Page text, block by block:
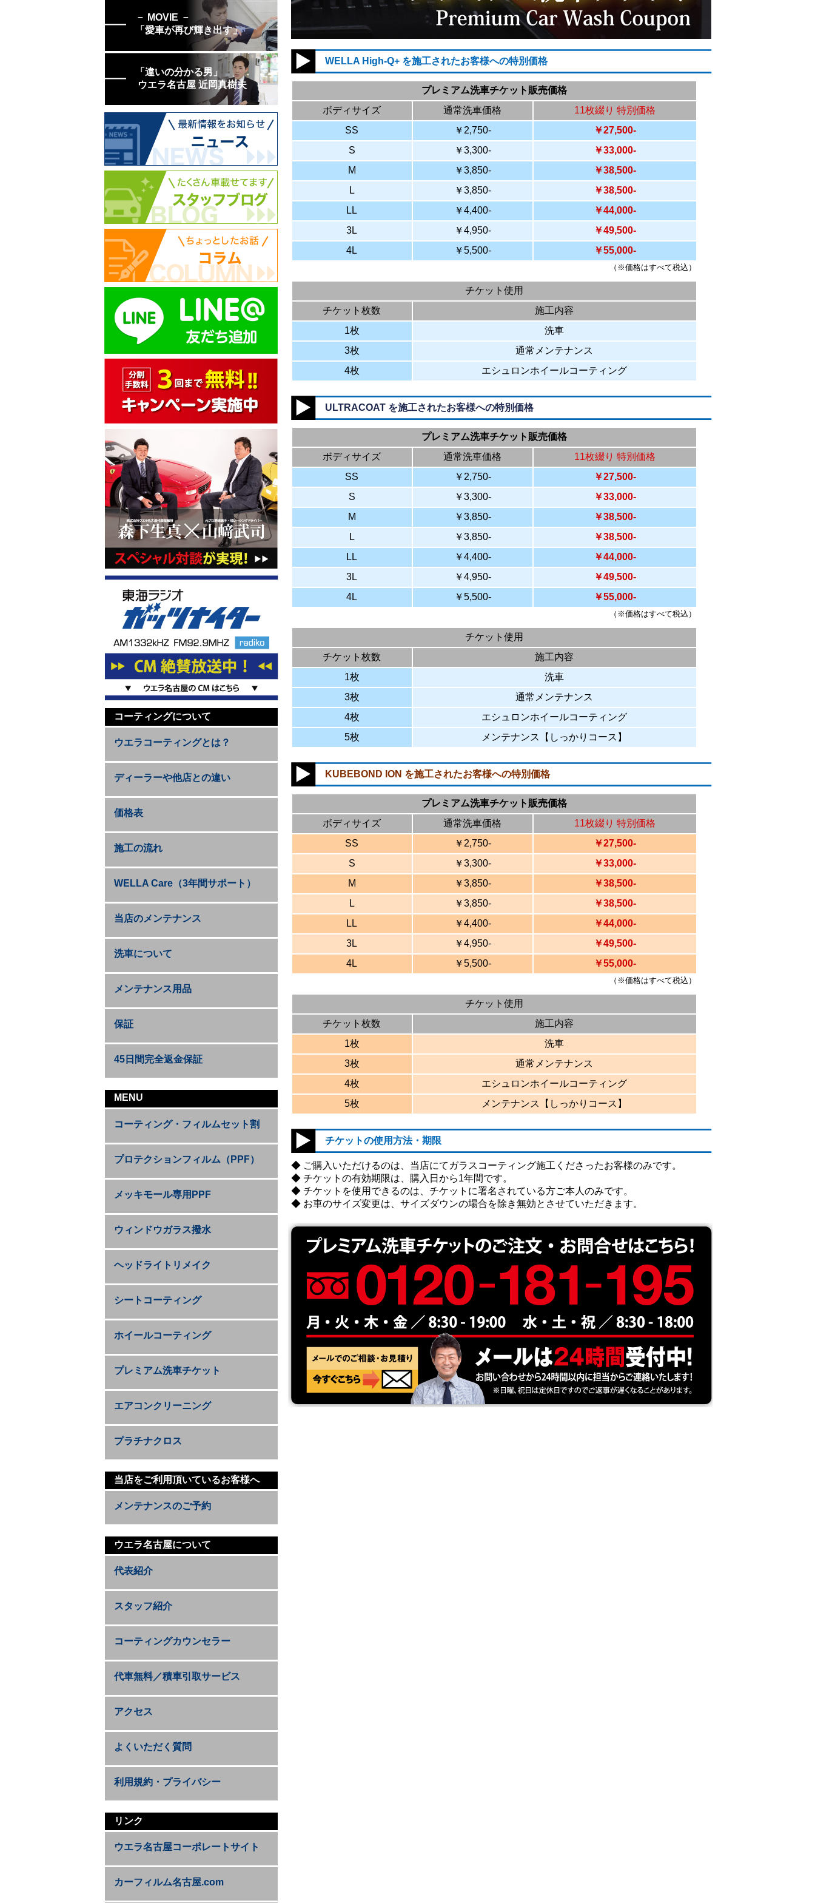
－ MOVIE －
「愛車が再び輝き出す」
「違いの分かる男」
ウエラ名古屋 近岡真樹夫
コーティングについて
ウエラコーティングとは？
ディーラーや他店との違い
価格表
施工の流れ
WELLA Care（3年間サポート）
当店のメンテナンス
洗車について
メンテナンス用品
保証
45日間完全返金保証
MENU
コーティング・フィルムセット割
プロテクションフィルム（PPF）
メッキモール専用PPF
ウィンドウガラス撥水
ヘッドライトリメイク
シートコーティング
ホイールコーティング
プレミアム洗車チケット
エアコンクリーニング
プラチナクロス
当店をご利用頂いているお客様へ
メンテナンスのご予約
ウエラ名古屋について
代表紹介
スタッフ紹介
コーティングカウンセラー
代車無料／積車引取サービス
アクセス
よくいただく質問
利用規約・プライバシー
リンク
ウエラ名古屋コーポレートサイト
カーフィルム名古屋.com
WELLA High-Q+ を施工されたお客様への特別価格
プレミアム洗車チケット販売価格
ボディサイズ
通常洗車価格
11枚綴り 特別価格
SS
￥2,750-
￥27,500-
S
￥3,300-
￥33,000-
M
￥3,850-
￥38,500-
L
￥3,850-
￥38,500-
LL
￥4,400-
￥44,000-
3L
￥4,950-
￥49,500-
4L
￥5,500- ￥55,000-
（※価格はすべて税込）
チケット使用
チケット枚数
施工内容
1枚
洗車
3枚
通常メンテナンス
4枚
エシュロンホイールコーティング
ULTRACOAT を施工されたお客様への特別価格
プレミアム洗車チケット販売価格
ボディサイズ
通常洗車価格
11枚綴り 特別価格
SS
￥2,750-
￥27,500-
S
￥3,300-
￥33,000-
M
￥3,850-
￥38,500-
L
￥3,850-
￥38,500-
LL
￥4,400-
￥44,000-
3L
￥4,950-
￥49,500-
4L
￥5,500- ￥55,000-
（※価格はすべて税込）
チケット使用
チケット枚数
施工内容
1枚
洗車
3枚
通常メンテナンス
4枚
エシュロンホイールコーティング
5枚
メンテナンス【しっかりコース】
KUBEBOND ION を施工されたお客様への特別価格
プレミアム洗車チケット販売価格
ボディサイズ
通常洗車価格
11枚綴り 特別価格
SS
￥2,750-
￥27,500-
S
￥3,300-
￥33,000-
M
￥3,850-
￥38,500-
L
￥3,850-
￥38,500-
LL
￥4,400-
￥44,000-
3L
￥4,950-
￥49,500-
4L
￥5,500- ￥55,000-
（※価格はすべて税込）
チケット使用
チケット枚数
施工内容
1枚
洗車
3枚
通常メンテナンス
4枚
エシュロンホイールコーティング
5枚
メンテナンス【しっかりコース】
チケットの使用方法・期限
◆ ご購入いただけるのは、当店にてガラスコーティング施工くださったお客様のみです。
◆ チケットの有効期限は、購入日から1年間です。
◆ チケットを使用できるのは、チケットに署名されている方ご本人のみです。
◆ お車のサイズ変更は、サイズダウンの場合を除き無効とさせていただきます。